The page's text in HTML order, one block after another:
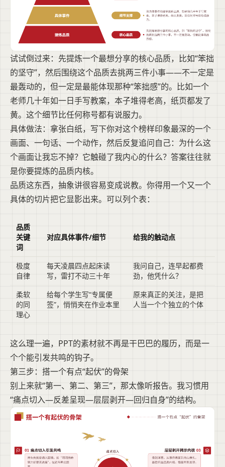
试试倒过来：先提炼一个最想分享的核心品质，比如“笨拙
的坚守”，然后围绕这个品质去挑两三件小事——不一定是
最轰动的，但一定是最能体现那种“笨拙感”的。比如一个
老师几十年如一日手写教案，本子堆得老高，纸页都发了
黄。这个细节比任何称号都有说服力。
具体做法：拿张白纸，写下你对这个榜样印象最深的一个
画面、一句话、一个动作，然后反复追问自己：为什么这
个画面让我忘不掉？它触碰了我内心的什么？答案往往就
是你要提炼的品质内核。
品质这东西，抽象讲很容易变成说教。你得用一个又一个
具体的切片把它显影出来。可以列个表：
品质
关键
词
对应具体事件/细节 给我的触动点
极度
自律
每天凌晨四点起床读
写，雷打不动三十年
我问自己，连早起都费
劲，他凭什么？
柔软
的同
理心
给每个学生写“专属便
签”，悄悄夹在作业本里
原来真正的关注，是把
人当一个个独立的个体
这么理一遍，PPT的素材就不再是干巴巴的履历，而是一
个个能引发共鸣的钩子。
第三步：搭一个有点“起伏”的骨架
别上来就“第一、第二、第三”，那太像听报告。我习惯用
“痛点切入—反差呈现—层层剥开—回归自身”的结构。